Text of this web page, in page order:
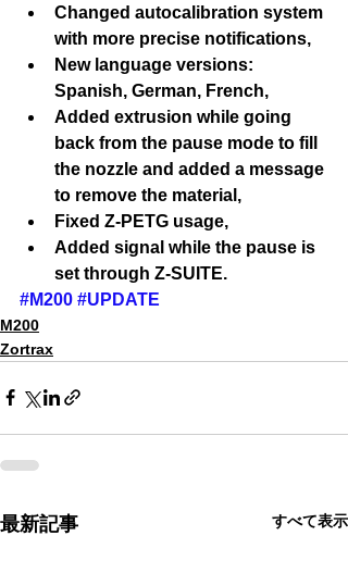
Changed autocalibration system
with more precise notifications,
New language versions:
Spanish, German, French,
Added extrusion while going
back from the pause mode to fill
the nozzle and added a message
to remove the material,
Fixed Z-PETG usage,
Added signal while the pause is
set through Z-SUITE.
#M200 #UPDATE
M200
Zortrax
最新記事 すべて表示